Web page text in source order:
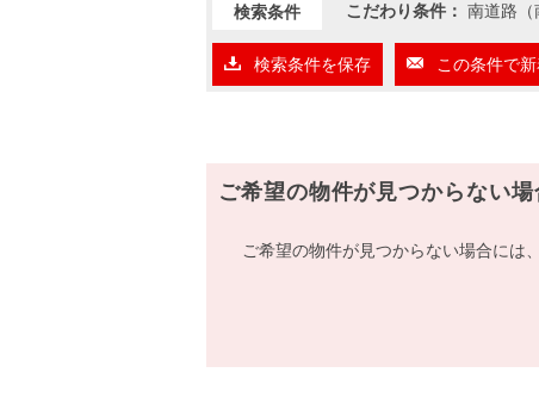
検索条件 こだわり条件： 南道路（
検索条件を保存 この条件で
ご希望の物件が見つからない場
ご希望の物件が見つからない場合には